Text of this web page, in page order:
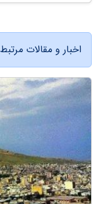
اخبار و مقالات مرتبط